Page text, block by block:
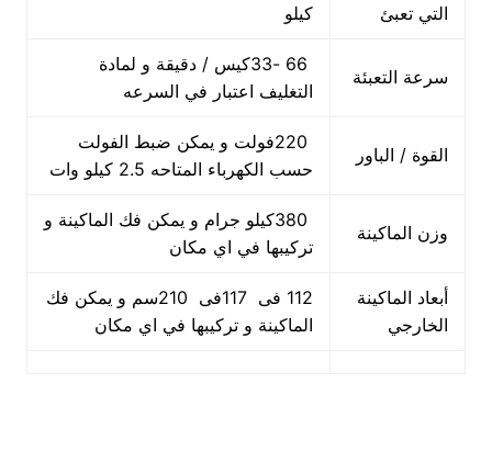
التي تعبئ
كيلو
سرعة التعبئة
66 -33كيس / دقيقة و لمادة
التغليف اعتبار في السرعه
القوة / الباور
220فولت و يمكن ضبط الفولت
حسب الكهرباء المتاحه 2.5 كيلو وات
وزن الماكينة
380كيلو جرام و يمكن فك الماكينة و
تركيبها في اي مكان
أبعاد الماكينة
الخارجي
112 فى 117فى 210سم و يمكن فك
الماكينة و تركيبها في اي مكان